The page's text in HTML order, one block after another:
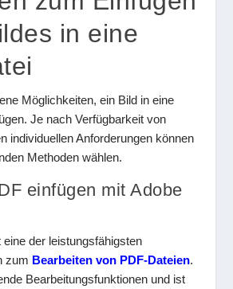
in eine
Möglichkeiten, ein Bild in eine
Je nach Verfügbarkeit von
individuellen Anforderungen können
Methoden wählen.
einfügen mit Adobe
der leistungsfähigsten
zum Bearbeiten von PDF-Dateien.
Bearbeitungsfunktionen und ist